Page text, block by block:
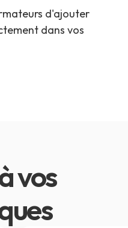
d'ajouter
dans vos
vos